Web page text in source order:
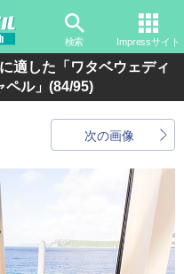
検索 Impressサイト
適した「ワタベウェディ
ル」 (84/95)
次の画像